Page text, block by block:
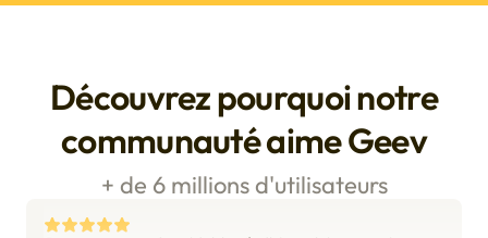
Découvrez pourquoi notre
communauté aime Geev
+ de 6 millions d'utilisateurs